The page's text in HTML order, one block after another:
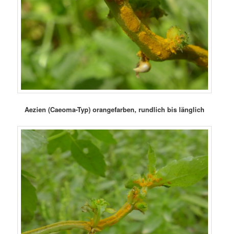
Aezien (Caeoma-Typ) orangefarben, rundlich bis länglich